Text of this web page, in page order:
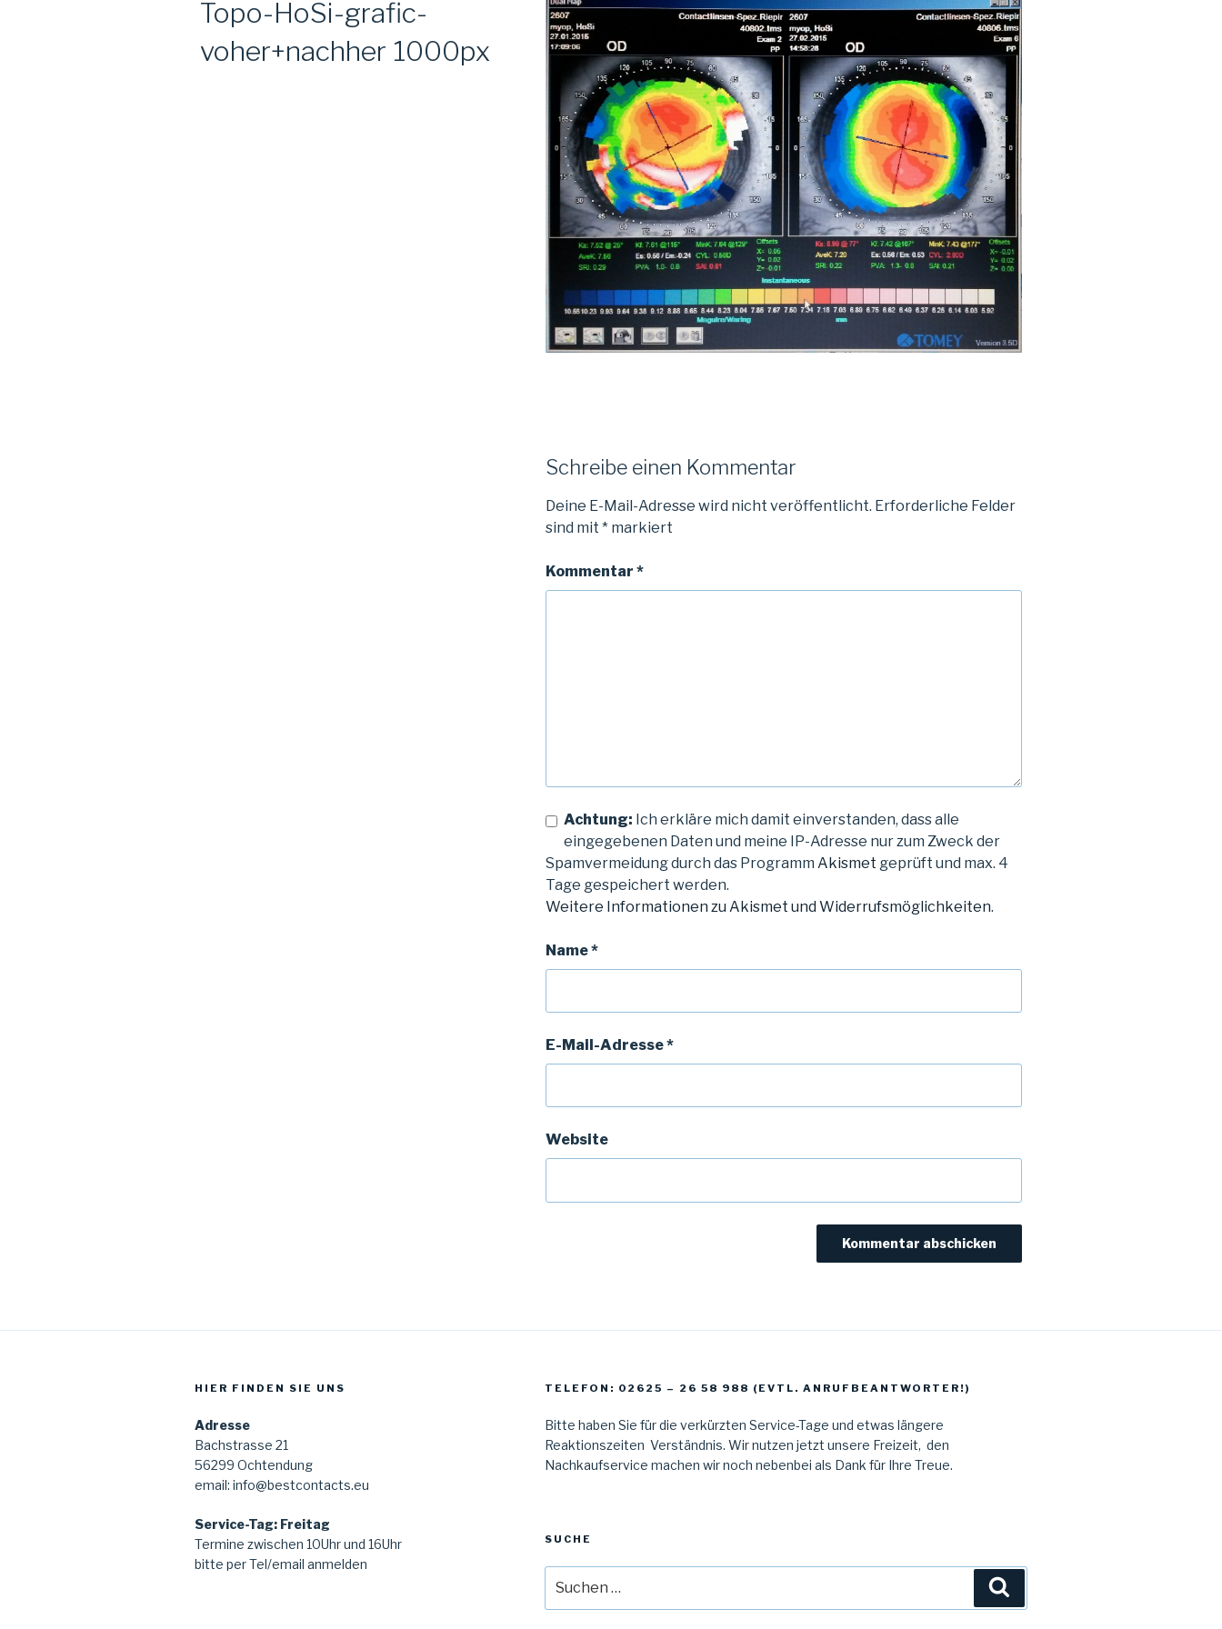
Topo-HoSi-grafic-
voher+nachher 1000px
Schreibe einen Kommentar
Deine E-Mail-Adresse wird nicht veröffentlicht. Erforderliche Felder
sind mit * markiert
Kommentar *
Achtung: Ich erkläre mich damit einverstanden, dass alle
eingegebenen Daten und meine IP-Adresse nur zum Zweck der
Spamvermeidung durch das Programm Akismet geprüft und max. 4
Tage gespeichert werden.
Weitere Informationen zu Akismet und Widerrufsmöglichkeiten.
Name*
E-Mail-Adresse*
Website
HIER FINDEN SIE UNS
Adresse
Bachstrasse 21
56299 Ochtendung
email: info@bestcontacts.eu
Service-Tag: Freitag
Termine zwischen 10Uhr und 16Uhr
bitte per Tel/email anmelden
TELEFON: 02625 – 26 58 988 (EVTL. ANRUFBEANTWORTER!)
Bitte haben Sie für die verkürzten Service-Tage und etwas längere
Reaktionszeiten Verständnis. Wir nutzen jetzt unsere Freizeit, den
Nachkaufservice machen wir noch nebenbei als Dank für Ihre Treue.
SUCHE
nach: